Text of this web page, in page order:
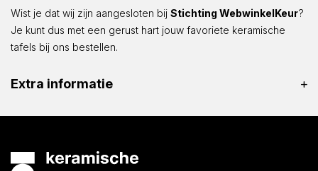
Wist je dat wij zijn aangesloten bij Stichting WebwinkelKeur?
Je kunt dus met een gerust hart jouw favoriete keramische
tafels bij ons bestellen.
Extra informatie